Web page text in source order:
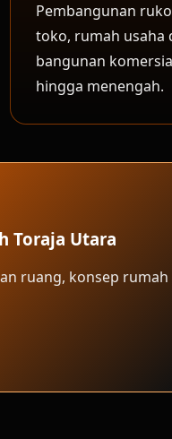
Pembangunan
toko, rumah usaha
bangunan
hingga menengah.
Toraja Utara
ruang, konsep